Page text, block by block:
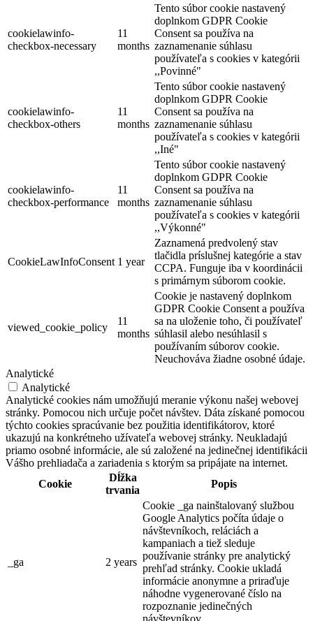
cookielawinfo-
checkbox-necessary
11
months
Tento súbor cookie nastavený
doplnkom GDPR Cookie
Consent sa používa na
zaznamenanie súhlasu
používateľa s cookies v kategórii
,,Povinné"
cookielawinfo-
checkbox-others
11
months
Tento súbor cookie nastavený
doplnkom GDPR Cookie
Consent sa používa na
zaznamenanie súhlasu
používateľa s cookies v kategórii
,,Iné"
cookielawinfo-
checkbox-performance
11
months
Tento súbor cookie nastavený
doplnkom GDPR Cookie
Consent sa používa na
zaznamenanie súhlasu
používateľa s cookies v kategórii
,,Výkonné"
CookieLawInfoConsent 1 year
Zaznamená predvolený stav
tlačidla príslušnej kategórie a stav
CCPA. Funguje iba v koordinácii
s primárnym súborom cookie.
viewed_cookie_policy
11
months
Cookie je nastavený doplnkom
GDPR Cookie Consent a používa
sa na uloženie toho, či používateľ
súhlasil alebo nesúhlasil s
používaním súborov cookie.
Neuchováva žiadne osobné údaje.
Analytické
Analytické
Analytické cookies nám umožňujú meranie výkonu našej webovej
stránky. Pomocou nich určuje počet návštev. Dáta získané pomocou
týchto cookies spracúvanie bez použitia identifikátorov, ktoré
ukazujú na konkrétneho užívateľa webovej stránky. Neukladajú
priamo osobné informácie, ale sú založené na jedinečnej identifikácii
Vášho prehliadača a zariadenia s ktorým sa pripájate na internet.
Cookie
Dĺžka
trvania
Popis
_ga 2 years
Cookie _ga nainštalovaný službou
Google Analytics počíta údaje o
návštevníkoch, reláciách a
kampaniach a tiež sleduje
používanie stránky pre analytický
prehľad stránky. Cookie ukladá
informácie anonymne a priraďuje
náhodne vygenerované číslo na
rozpoznanie jedinečných
návštevníkov.